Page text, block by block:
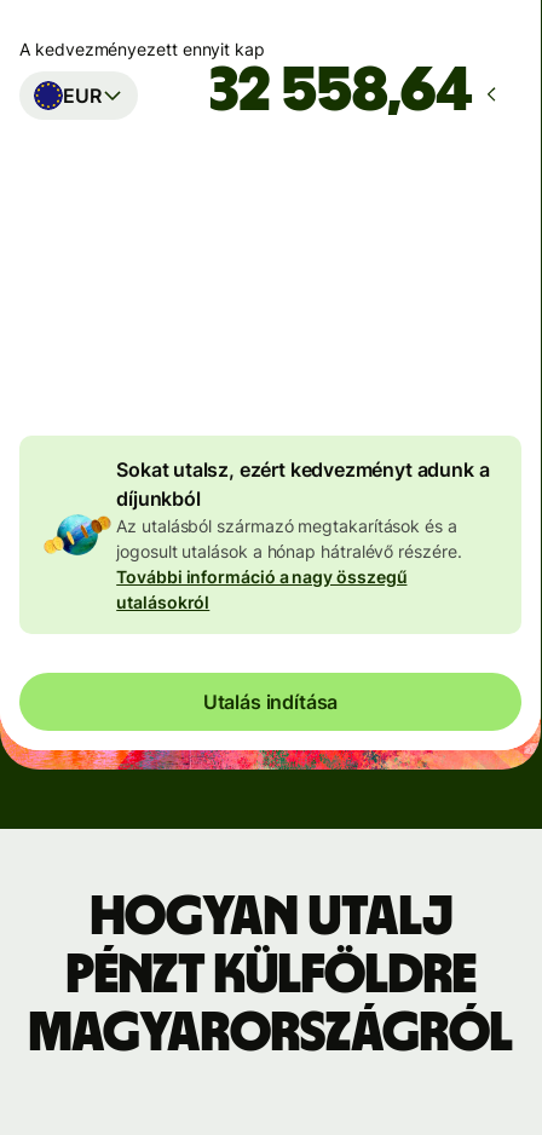
A kedvezményezett ennyit kap
EUR
Sokat utalsz, ezért kedvezményt adunk a
díjunkból
Az utalásból származó megtakarítások és a
jogosult utalások a hónap hátralévő részére.
További információ a nagy összegű
utalásokról
Utalás indítása
Hogyan utalj
pénzt külföldre
Magyarországról